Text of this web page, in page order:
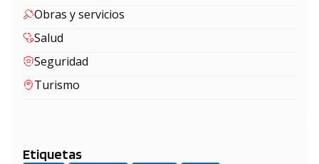
Obras y servicios
Salud
Seguridad
Turismo
Etiquetas